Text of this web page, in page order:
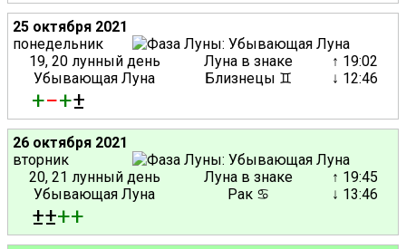
25 октября 2021
понедельник
19, 20 лунный день
Убывающая Луна
Луна в знаке
Близнецы ♊
↑ 19:02
↓ 12:46
+−+±
26 октября 2021
вторник
20, 21 лунный день
Убывающая Луна
Луна в знаке
Рак ♋
↑ 19:45
↓ 13:46
±±++